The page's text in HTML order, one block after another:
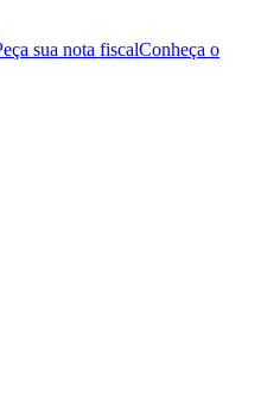
sua nota fiscalConheça o